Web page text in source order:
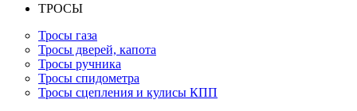
ТРОСЫ
Тросы газа
Тросы дверей, капота
Тросы ручника
Тросы спидометра
Тросы сцепления и кулисы КПП